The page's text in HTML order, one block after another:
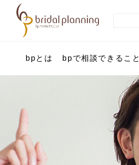
bpとは bpで相談できること